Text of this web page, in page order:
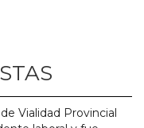
Vialidad Provincial